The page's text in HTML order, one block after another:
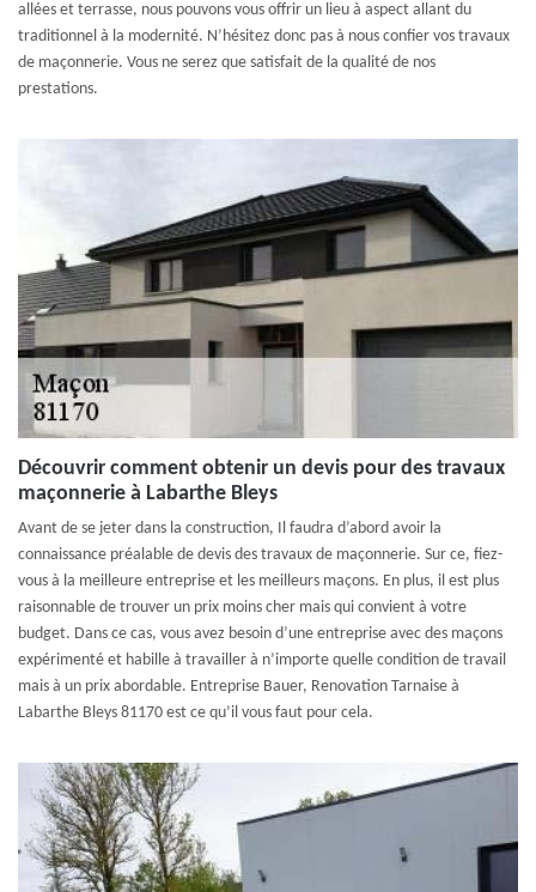
allées et terrasse, nous pouvons vous offrir un lieu à aspect allant du
traditionnel à la modernité. N’hésitez donc pas à nous confier vos travaux
de maçonnerie. Vous ne serez que satisfait de la qualité de nos
prestations.
Découvrir comment obtenir un devis pour des travaux
maçonnerie à Labarthe Bleys
Avant de se jeter dans la construction, Il faudra d’abord avoir la
connaissance préalable de devis des travaux de maçonnerie. Sur ce, fiez-
vous à la meilleure entreprise et les meilleurs maçons. En plus, il est plus
raisonnable de trouver un prix moins cher mais qui convient à votre
budget. Dans ce cas, vous avez besoin d’une entreprise avec des maçons
expérimenté et habille à travailler à n’importe quelle condition de travail
mais à un prix abordable. Entreprise Bauer, Renovation Tarnaise à
Labarthe Bleys 81170 est ce qu’il vous faut pour cela.